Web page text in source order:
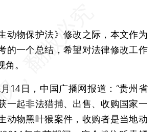
物保护法》修改之际，本文作为
的一个总结，希望对法律修改工作
。
日，中国广播网报道：“贵州省
一起非法猎捕、出售、收购国家一
动物黑叶猴案件，收购者是当地动